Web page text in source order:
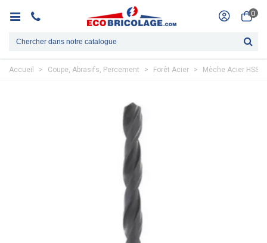
0
Accueil > Coupe, Abrasifs, Percement > Forêt Acier > Mèche Acier HSS